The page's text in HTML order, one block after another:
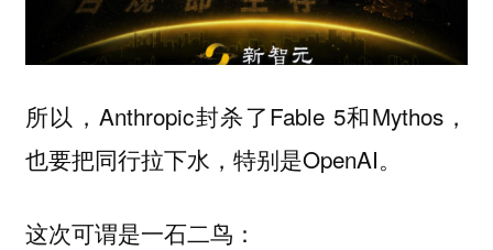
所以，Anthropic封杀了Fable 5和Mythos，
也要把同行拉下水，特别是OpenAI。
这次可谓是一石二鸟：